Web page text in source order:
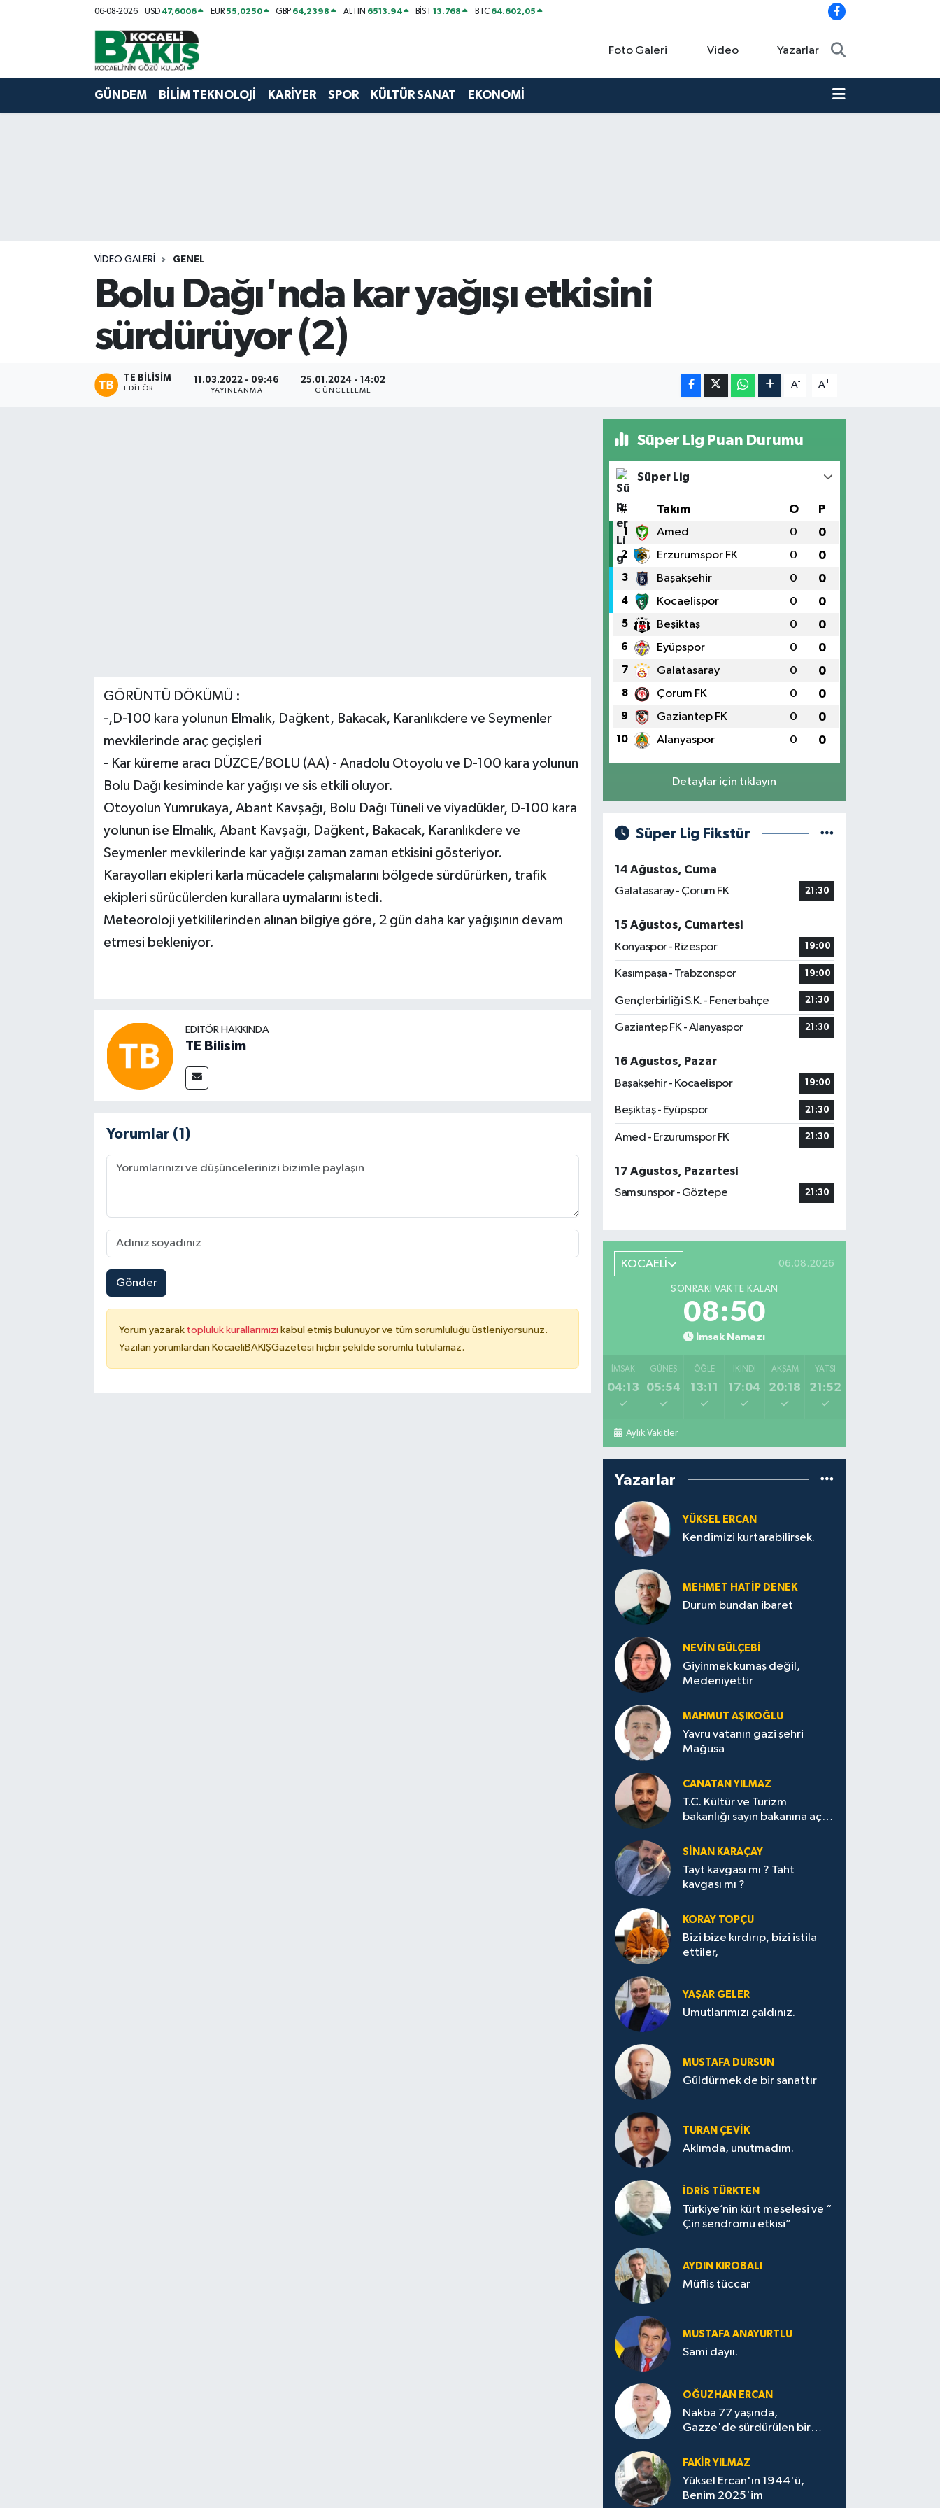
06-08-2026 USD 47,6006 EUR55,0250 GBP 64,2398 ALTIN 6513.94 BİST13.768 BTC 64.602,05
Foto Galeri Video Yazarlar
GÜNDEM BİLİM TEKNOLOJİ KARİYER SPOR KÜLTÜR SANAT EKONOMİ
VIDEO GALERI GENEL
Bolu Dağı'nda kar yağışı etkisini
sürdürüyor (2)
TE BILISIM
EDITÖR
11.03.2022 - 09:46
YAYINLANMA
25.01.2024 - 14:02
GÜNCELLEME
A- A+
GÖRÜNTÜ DÖKÜMÜ :
-,D-100 kara yolunun Elmalık, Dağkent, Bakacak, Karanlıkdere ve Seymenler
mevkilerinde araç geçişleri
- Kar küreme aracı DÜZCE/BOLU (AA) - Anadolu Otoyolu ve D-100 kara yolunun
Bolu Dağı kesiminde kar yağışı ve sis etkili oluyor.
Otoyolun Yumrukaya, Abant Kavşağı, Bolu Dağı Tüneli ve viyadükler, D-100 kara
yolunun ise Elmalık, Abant Kavşağı, Dağkent, Bakacak, Karanlıkdere ve
Seymenler mevkilerinde kar yağışı zaman zaman etkisini gösteriyor.
Karayolları ekipleri karla mücadele çalışmalarını bölgede sürdürürken, trafik
ekipleri sürücülerden kurallara uymalarını istedi.
Meteoroloji yetkililerinden alınan bilgiye göre, 2 gün daha kar yağışının devam
etmesi bekleniyor.
EDITÖR HAKKINDA
TE Bilisim
Yorumlar (1)
Gönder
Yorum yazarak topluluk kurallarımızı kabul etmiş bulunuyor ve tüm sorumluluğu üstleniyorsunuz.
Yazılan yorumlardan KocaeliBAKIŞGazetesi hiçbir şekilde sorumlu tutulamaz.
Süper Lig Puan Durumu
Süper Lig
# Takım O P
1 Amed 0 0
2 Erzurumspor FK 0 0
3 Başakşehir 0 0
4 Kocaelispor 0 0
5 Beşiktaş 0 0
6 Eyüpspor 0 0
7 Galatasaray 0 0
8 Çorum FK 0 0
9 Gaziantep FK 0 0
10 Alanyaspor 0 0
Detaylar için tıklayın
Süper Lig Fikstür
14 Ağustos, Cuma
Galatasaray - Çorum FK
21:30
15 Ağustos, Cumartesi
Konyaspor - Rizespor
19:00
Kasımpaşa - Trabzonspor 19:00
Gençlerbirliği S.K. - Fenerbahçe 21:30
Gaziantep FK - Alanyaspor 21:30
16 Ağustos, Pazar
Başakşehir - Kocaelispor
19:00
Beşiktaş - Eyüpspor 21:30
Amed - Erzurumspor FK 21:30
17 Ağustos, Pazartesi
Samsunspor - Göztepe
21:30
KOCAELİ 06.08.2026
SONRAKI VAKTE KALAN
08:49
İmsak Namazı
İMSAK
04:13
GÜNEŞ
05:54
ÖĞLE
13:11
İKINDI
17:04
AKŞAM
20:18
YATSI
21:52
Aylık Vakitler
Yazarlar
YÜKSEL ERCAN
Kendimizi kurtarabilirsek.
MEHMET HATİP DENEK
Durum bundan ibaret
NEVİN GÜLÇEBİ
Giyinmek kumaş değil,
Medeniyettir
MAHMUT AŞIKOĞLU
Yavru vatanın gazi şehri
Mağusa
CANATAN YILMAZ
T.C. Kültür ve Turizm
bakanlığı sayın bakanına açık
SİNAN KARAÇAY
Tayt kavgası mı ? Taht
kavgası mı ?
KORAY TOPÇU
Bizi bize kırdırıp, bizi istila
ettiler,
YAŞAR GELER
Umutlarımızı çaldınız.
MUSTAFA DURSUN
Güldürmek de bir sanattır
TURAN ÇEVİK
Aklımda, unutmadım.
İDRİS TÜRKTEN
Türkiye’nin kürt meselesi ve “
Çin sendromu etkisi”
AYDIN KIROBALI
Müflis tüccar
MUSTAFA ANAYURTLU
Sami dayıı.
OĞUZHAN ERCAN
Nakba 77 yaşında,
Gazze'de sürdürülen bir
FAKİR YILMAZ
Yüksel Ercan'ın 1944'ü,
Benim 2025'im
Kocaeli Nöbetçi Eczaneler
Kocaeli Hava Durumu